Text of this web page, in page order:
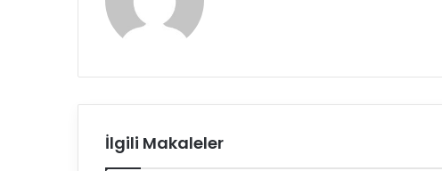
İlgili Makaleler